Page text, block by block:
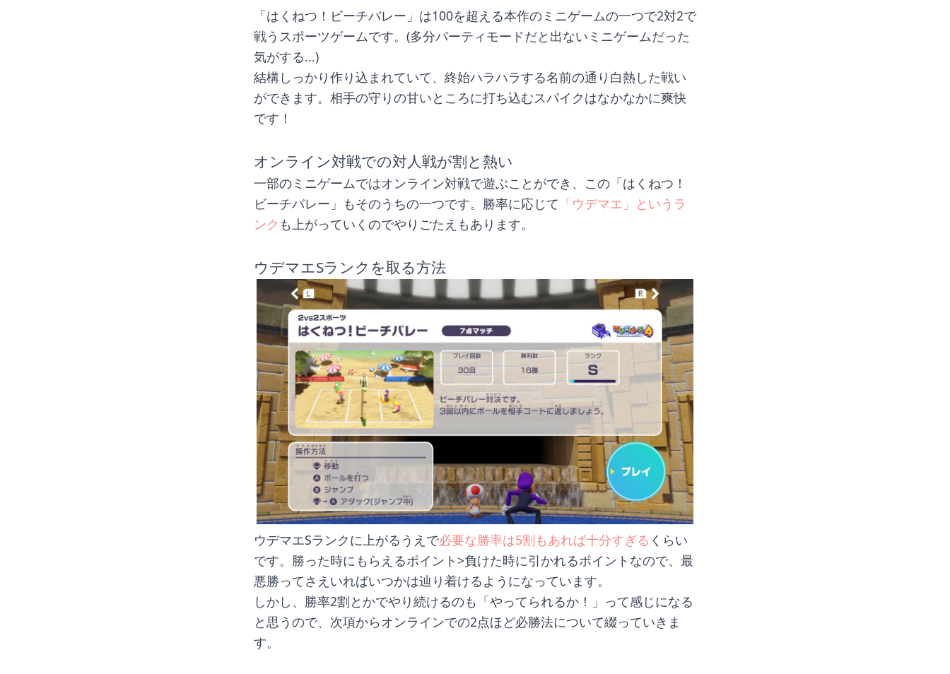
「はくねつ！ビーチバレー」は100を超える本作のミニゲームの一つで2対2で
戦うスポーツゲームです。(多分パーティモードだと出ないミニゲームだった
気がする...)
結構しっかり作り込まれていて、終始ハラハラする名前の通り白熱した戦い
ができます。相手の守りの甘いところに打ち込むスパイクはなかなかに爽快
です！
オンライン対戦での対人戦が割と熱い
一部のミニゲームではオンライン対戦で遊ぶことができ、この「はくねつ！
ビーチバレー」もそのうちの一つです。勝率に応じて 「ウデマエ」というラ
ンク も上がっていくのでやりごたえもあります。
ウデマエSランクを取る方法
ウデマエSランクに上がるうえで必要な勝率は5割もあれば十分すぎる くらい
です。勝った時にもらえるポイント>負けた時に引かれるポイントなので、最
悪勝ってさえいればいつかは辿り着けるようになっています。
しかし、勝率2割とかでやり続けるのも「やってられるか！」って感じになる
と思うので、次項からオンラインでの2点ほど必勝法について綴っていきま
す。